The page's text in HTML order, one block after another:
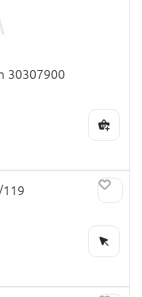
30307900
119